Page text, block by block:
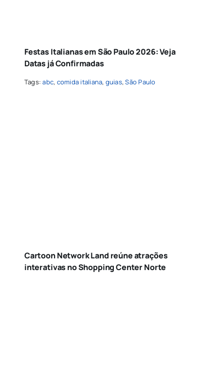
Festas Italianas em São Paulo 2026: Veja
Datas já Confirmadas
Tags:abc, comida italiana, guias,São Paulo
Cartoon Network Land reúne atrações
interativas no Shopping Center Norte